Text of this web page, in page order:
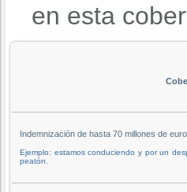
en esta
Indemnización de hasta 70 millones de
Ejemplo: estamos conduciendo y por un
peatón.